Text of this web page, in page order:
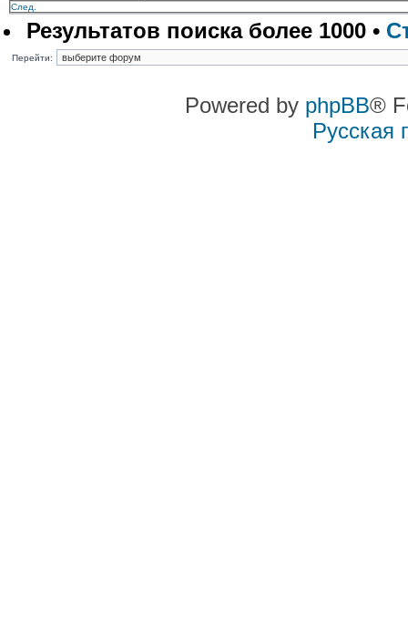
След.
Результатов поиска более 1000 •
Перейти:
Powered by phpBB®
Русская